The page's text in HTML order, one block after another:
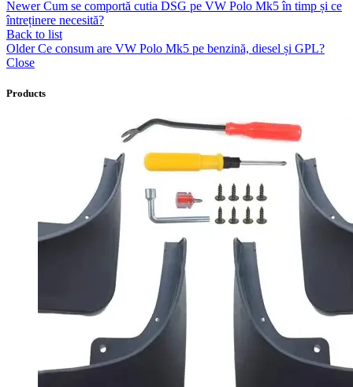
Newer Cum se comportă cutia DSG pe VW Polo Mk5 în timp și ce
întreținere necesită?
Back to list
Older Ce consum are VW Polo Mk5 pe benzină, diesel și GPL?
Close
Products